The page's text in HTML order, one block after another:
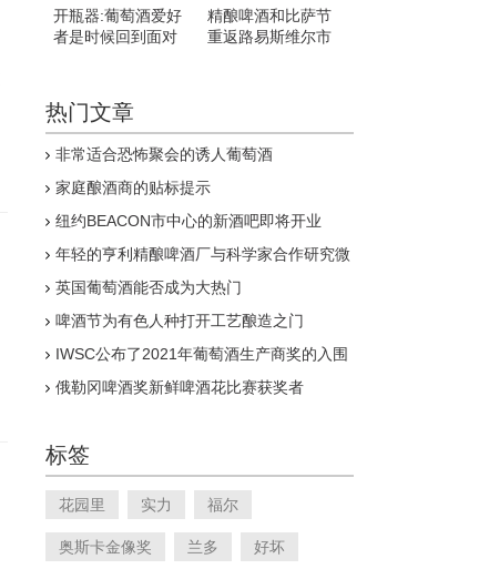
开瓶器:葡萄酒爱好
者是时候回到面对
精酿啤酒和比萨节
重返路易斯维尔市
热门文章
非常适合恐怖聚会的诱人葡萄酒
家庭酿酒商的贴标提示
纽约BEACON市中心的新酒吧即将开业
年轻的亨利精酿啤酒厂与科学家合作研究微
英国葡萄酒能否成为大热门
啤酒节为有色人种打开工艺酿造之门
IWSC公布了2021年葡萄酒生产商奖的入围
俄勒冈啤酒奖新鲜啤酒花比赛获奖者
标签
花园里 实力 福尔
奥斯卡金像奖 兰多 好坏